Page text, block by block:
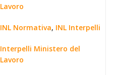
Lavoro
INL Normativa, INL Interpelli
Interpelli Ministero del
Lavoro